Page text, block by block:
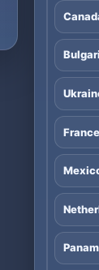
France